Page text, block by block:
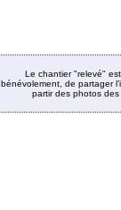
Le chantier "relevé"
bénévolement, de partager
partir des photos des